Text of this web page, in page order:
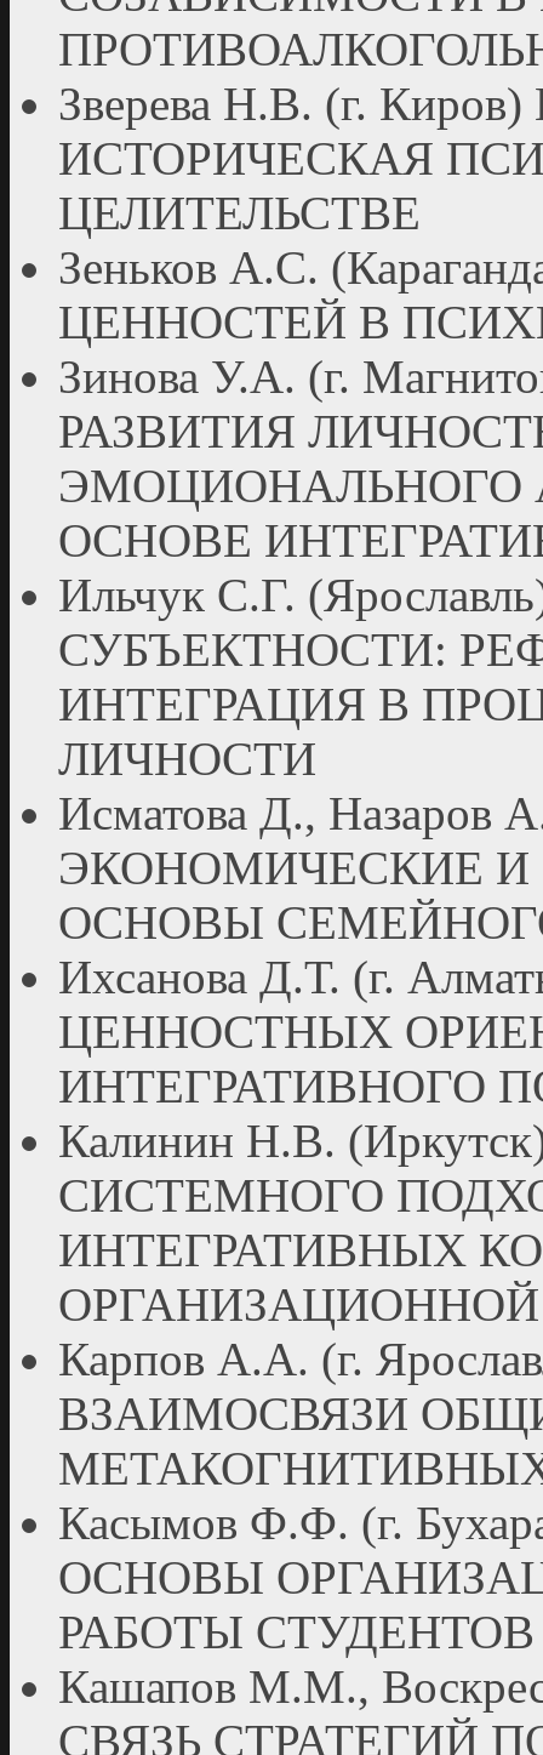
Зверева Н.В. (г.
ИСТОРИЧЕСКАЯ
ЦЕЛИТЕЛЬСТВЕ
Зеньков А.С.
ЦЕННОСТЕЙ В
Зинова У.А. (г.
РАЗВИТИЯ
ЭМОЦИОНАЛЬНОГО
ОСНОВЕ
Ильчук С.Г.
СУБЪЕКТНОСТИ:
ИНТЕГРАЦИЯ В
ЛИЧНОСТИ
Исматова Д.,
ЭКОНОМИЧЕСКИЕ
ОСНОВЫ
Ихсанова Д.Т. (г.
ЦЕННОСТНЫХ
ИНТЕГРАТИВНОГО
Калинин Н.В.
СИСТЕМНОГО
ИНТЕГРАТИВНЫХ
Карпов А.А. (г.
ВЗАИМОСВЯЗИ
Касымов Ф.Ф. (г.
ОСНОВЫ
РАБОТЫ СТУДЕНТОВ
Кашапов М.М.,
СВЯЗЬ СТРАТЕГИЙ